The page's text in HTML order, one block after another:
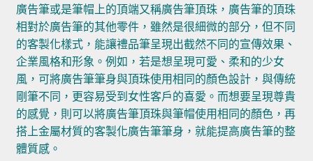
廣告筆或是筆帽上的頂端又稱廣告筆頂珠，廣告筆的頂珠
相對於廣告筆的其他零件，雖然是很細微的部分，但不同
的客製化樣式，能讓禮品筆呈現出截然不同的宣傳效果、
企業風格和形象。例如，若是想呈現可愛、柔和的少女
風，可將廣告筆筆身與頂珠使用相同的顏色設計，與傳統
剛筆不同，更容易受到女性客戶的喜愛。而想要呈現尊貴
的感覺，則可以將廣告筆頂珠與筆帽使用相同的顏色，再
搭上金屬材質的客製化廣告筆筆身，就能提高廣告筆的整
體質感。